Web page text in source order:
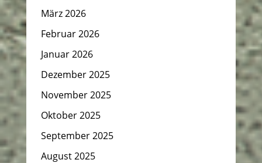
März 2026
Februar 2026
Januar 2026
Dezember 2025
November 2025
Oktober 2025
September 2025
August 2025